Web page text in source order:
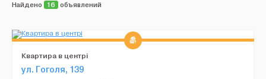
Найдено 16 объявлений
Квартира в центрі
ул. Гоголя, 139